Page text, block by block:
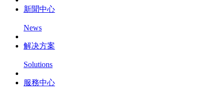
新聞中心
News
解决方案
Solutions
服務中心